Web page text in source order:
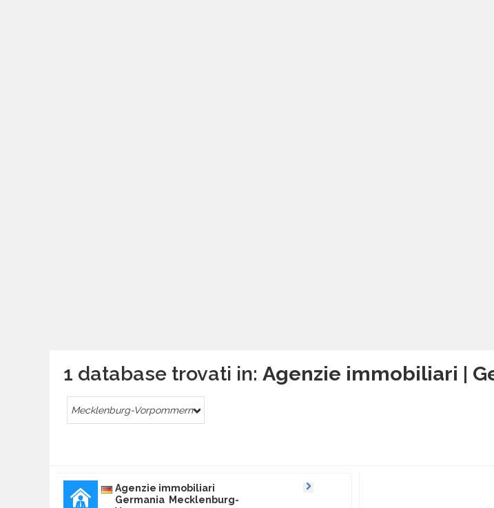
1 database trovati in: Agenzie immobiliari |
Mecklenburg-Vorpommern
Agenzie immobiliari
Germania Mecklenburg-